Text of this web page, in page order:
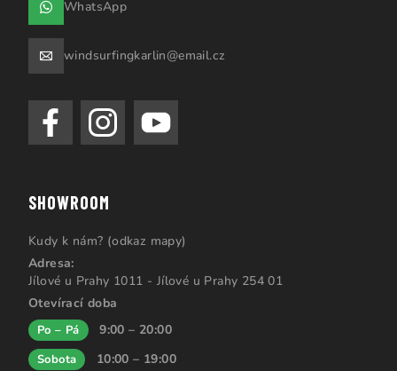
WhatsApp
windsurfingkarlin@email.cz
SHOWROOM
Kudy k nám? (odkaz mapy)
Adresa:
Jílové u Prahy 1011 - Jílové u Prahy 254 01
Otevírací doba
Po – Pá 9:00 – 20:00
Sobota 10:00 – 19:00